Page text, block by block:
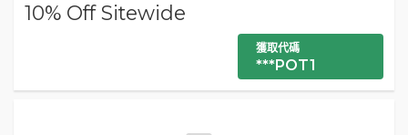
10% Off Sitewide
獲取代碼
***POT1